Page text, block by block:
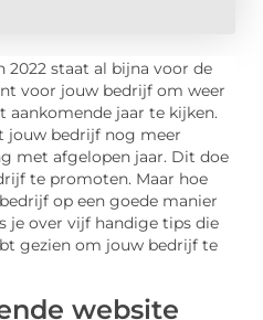
2022 staat al bijna voor de
voor jouw bedrijf om weer
aankomende jaar te kijken.
jouw bedrijf nog meer
met afgelopen jaar. Dit doe
te promoten. Maar hoe
op een goede manier
je over vijf handige tips die
gezien om jouw bedrijf te
website